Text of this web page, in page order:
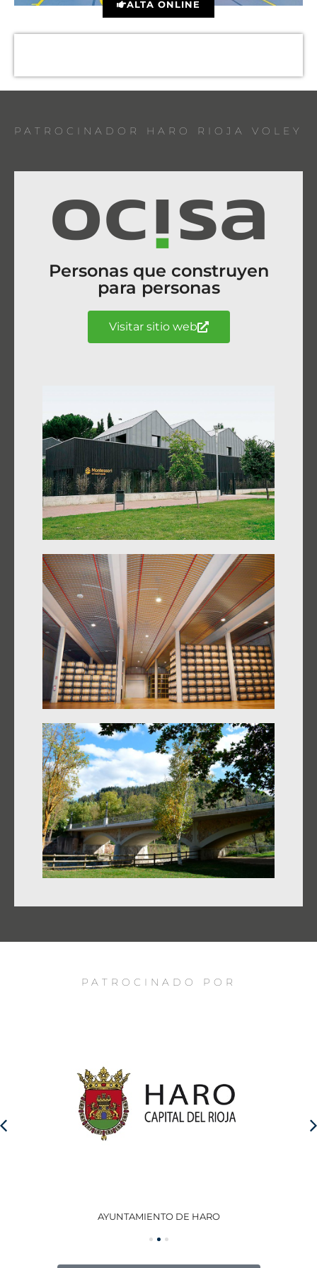
ALTA ONLINE
PATROCINADOR HARO RIOJA VOLEY
Personas que construyen
para personas
Visitar sitio web
PATROCINADO POR
AYUNTAMIENTO DE HARO